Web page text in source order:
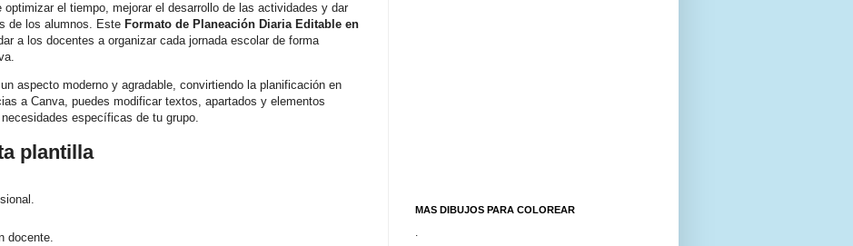
optimizar el tiempo, mejorar el desarrollo de las actividades y dar
de los alumnos. Este Formato de Planeación Diaria Editable en
a los docentes a organizar cada jornada escolar de forma
aspecto moderno y agradable, convirtiendo la planificación en
a Canva, puedes modificar textos, apartados y elementos
específicas de tu grupo.
plantilla
docente.
MAS DIBUJOS PARA COLOREAR
.